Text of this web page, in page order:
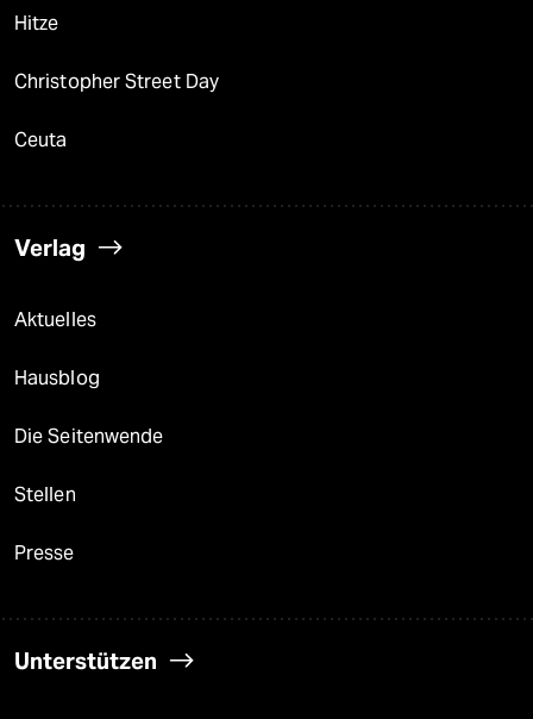
Hitze
Christopher Street Day
Ceuta
Verlag
Aktuelles
Hausblog
Die Seitenwende
Stellen
Presse
Unterstützen